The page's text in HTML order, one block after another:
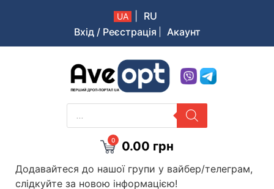
UA
RU
Вхід / Реєстрація
Акаунт
Aveopt – оптова дропшипінг платформа в Україні
PRODUCTS
SEARCH
0 0.00 грн
Додавайтеся до нашої групи у вайбер/телеграм,
слідкуйте за новою інформацією!